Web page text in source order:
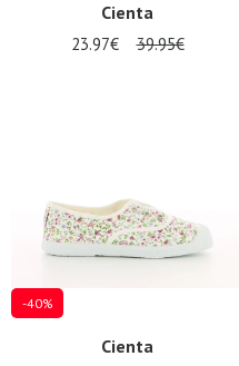
Cienta
23.97€ 39.95€
-40%
Cienta